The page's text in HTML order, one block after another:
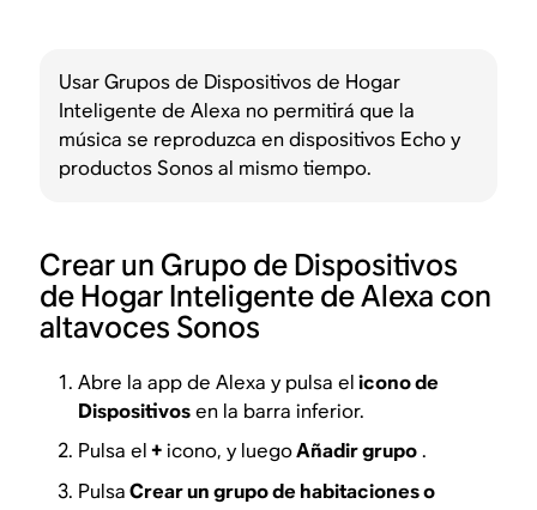
Usar Grupos de Dispositivos de Hogar
Inteligente de Alexa no permitirá que la
música se reproduzca en dispositivos Echo y
productos Sonos al mismo tiempo.
Crear un Grupo de Dispositivos
de Hogar Inteligente de Alexa con
altavoces Sonos
Abre la app de Alexa y pulsa elicono de
Dispositivosen la barra inferior.
Pulsa el+icono, y luegoAñadir grupo.
PulsaCrear un grupo de habitaciones o